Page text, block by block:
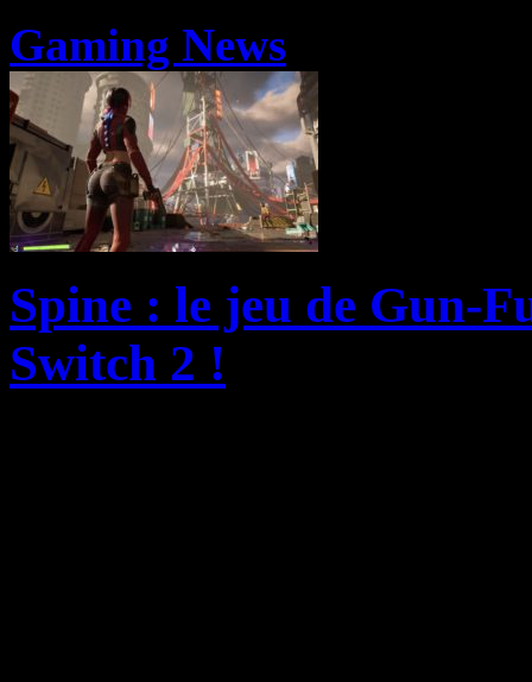
Gaming News
Spine : le jeu de Gun-
Switch 2 !